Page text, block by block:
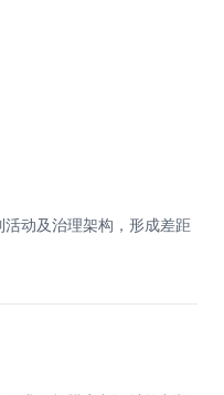
动及治理架构，形成差距